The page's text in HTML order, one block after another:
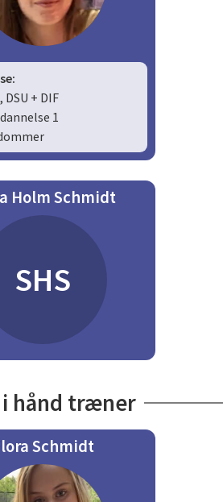
+ DIF
1
Holm Schmidt
SHS
hånd træner
Schmidt